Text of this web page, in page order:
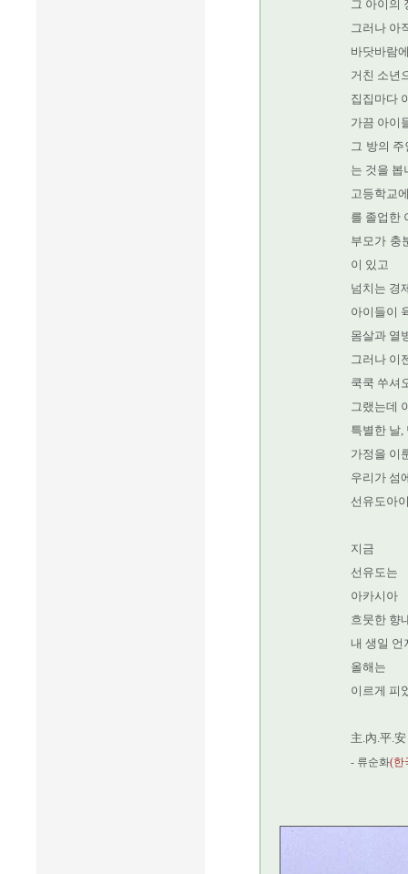
그 아이의
그러나 아
바닷바람
거친 소년
집집마다
가끔 아이
그 방의 주
는 것을 봅
고등학교
를 졸업한
부모가 충
이 있고
넘치는 경
아이들이
몸살과 열
그러나 이
쿡쿡 쑤셔
그랬는데
특별한 날,
가정을 이
우리가 섬
선유도아
지금
선유도는
아카시아
흐뭇한 향
내 생일 언
올해는
이르게 피
主.內.平.安
- 류순화(한